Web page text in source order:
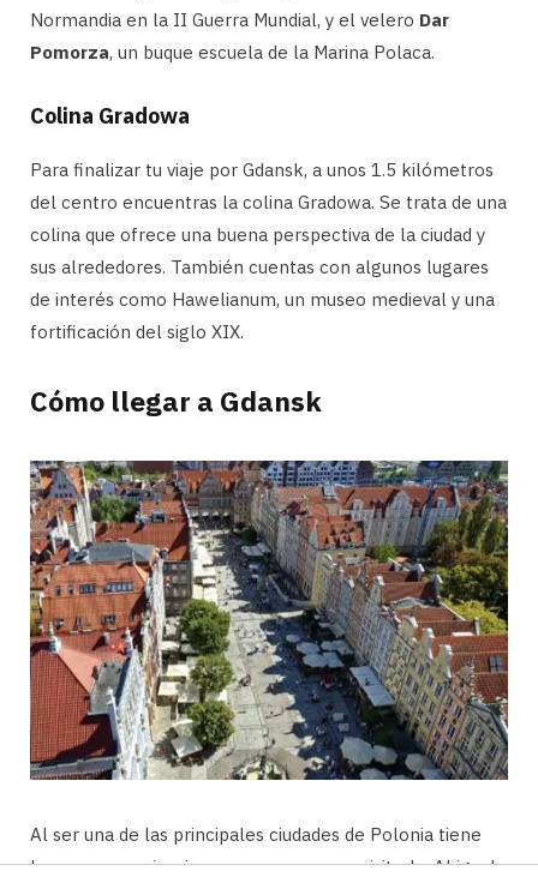
Normandia en la II Guerra Mundial, y el velero Dar
Pomorza, un buque escuela de la Marina Polaca.
Colina Gradowa
Para finalizar tu viaje por Gdansk, a unos 1.5 kilómetros
del centro encuentras la colina Gradowa. Se trata de una
colina que ofrece una buena perspectiva de la ciudad y
sus alrededores. También cuentas con algunos lugares
de interés como Hawelianum, un museo medieval y una
fortificación del siglo XIX.
Cómo llegar a Gdansk
Al ser una de las principales ciudades de Polonia tiene
buenas comunicaciones y accesos para visitarla. Al igual